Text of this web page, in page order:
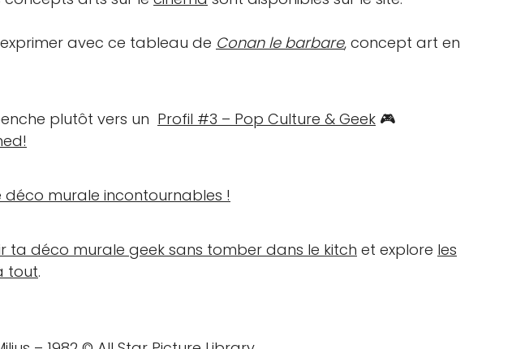
avec ce tableau de Conan le barbare, concept art en
plutôt vers un Profil #3 – Pop Culture & Geek 🎮
déco murale incontournables !
ta déco murale geek sans tomber dans le kitch et explore les
tout.